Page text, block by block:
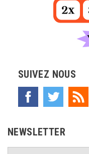
SUIVEZ NOUS
Facebook Twitter
NEWSLETTER